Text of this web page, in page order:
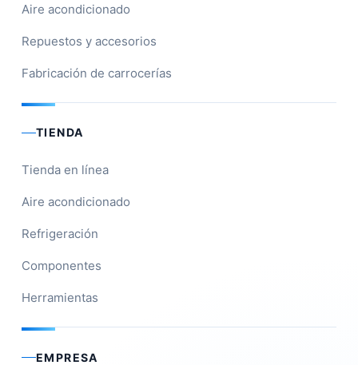
Aire acondicionado
Repuestos y accesorios
Fabricación de carrocerías
TIENDA
Tienda en línea
Aire acondicionado
Refrigeración
Componentes
Herramientas
EMPRESA